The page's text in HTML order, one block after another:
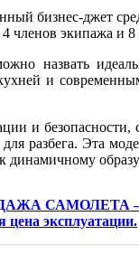
бизнес-джет
4 членов экипажа и
назвать
и
и безопасности,
разбега. Эта
динамичному
САМОЛЕТА –
цена эксплуатации.